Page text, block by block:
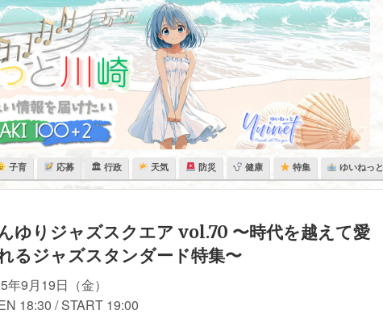
子育 応募 🏛 行政 天気 防災 健康 特集 ゆいねっと
ゆりジャズスクエア vol.70 〜時代を越えて愛
るジャズスタンダード特集〜
年9月19日（金）
18:30 / START 19:00